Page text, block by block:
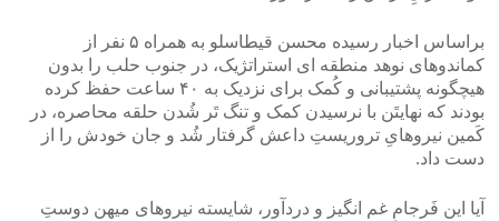
براساس اخبار رسیده محسن قیطاسلو به همراه ۵ نفر از
کماندوهای نوهد منطقه ای استراتژیک، در جنوب حلب را بدون
هیچگونه پشتیبانی و کُمک برای نزدیک به ۴۰ ساعت حفظ کرده
بودند که نهایتَن با نرسیدن کمک و تنگ تَر شُدن حلقه محاصره، در
کَمین نیروهایِ تروریستِ داعش گرفتار شُد و جان خودش را از
دست داد.
آیا این فَرجامِ غم انگیز و دردآور، شایسته نیروهای میهن دوستِ